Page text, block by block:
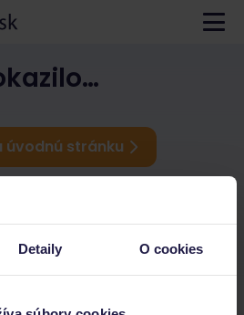
Detaily O cookies
úvodnú stránku